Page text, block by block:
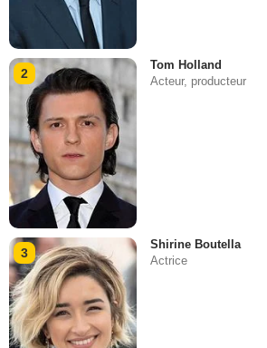
2
Tom Holland
Acteur, producteur
3
Shirine Boutella
Actrice